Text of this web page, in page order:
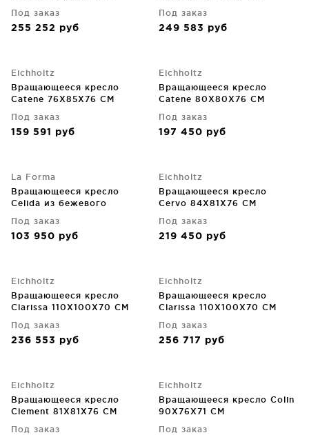
Под заказ
255 252 руб
Под заказ
249 583 руб
Eichholtz
Вращающееся кресло
Catene 76X85X76 CM
Под заказ
159 591 руб
Eichholtz
Вращающееся кресло
Catene 80X80X76 CM
Под заказ
197 450 руб
La Forma
Вращающееся кресло
Celida из бежевого
покрытием FSC 100%
76X91.5X103 CM
Под заказ
103 950 руб
Eichholtz
Вращающееся кресло
Cervo 84X81X76 CM
Под заказ
219 450 руб
Eichholtz
Вращающееся кресло
Clarissa 110X100X70 CM
Под заказ
236 553 руб
Eichholtz
Вращающееся кресло
Clarissa 110X100X70 CM
Под заказ
256 717 руб
Eichholtz
Вращающееся кресло
Clement 81X81X76 CM
Под заказ
Eichholtz
Вращающееся кресло Colin
90X76X71 CM
Под заказ